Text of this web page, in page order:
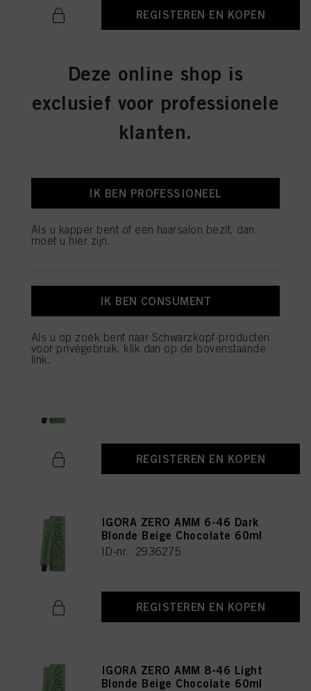
REGISTEREN EN KOPEN
IGORA ZERO AMM 6-31 Dark
ID-nr. 2936276
IGORA ZERO AMM 7-42
Medium Blonde Beige Ash 60ml
REGISTEREN EN KOPEN
IGORA ZERO AMM 6-46 Dark
Blonde Beige Chocolate 60ml
ID-nr. 2936275
REGISTEREN EN KOPEN
IGORA ZERO AMM 8-46 Light
Blonde Beige Chocolate 60ml
Deze online shop is
exclusief voor professionele
klanten.
IK BEN PROFESSIONEEL
Als u kapper bent of een haarsalon bezit, dan
moet u hier zijn.
IK BEN CONSUMENT
Als u op zoek bent naar Schwarzkopf-producten
voor privégebruik, klik dan op de bovenstaande
link.